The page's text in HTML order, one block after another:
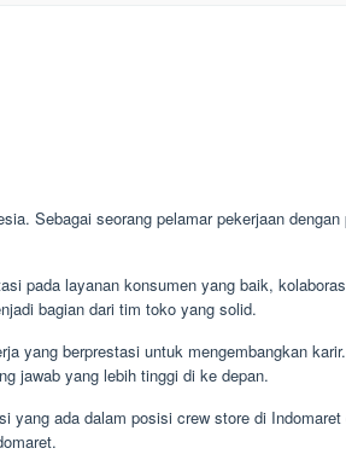
Sebagai seorang pelamar pekerjaan
pada layanan konsumen yang baik,
bagian dari tim toko yang solid.
yang berprestasi untuk mengembangkan
jawab yang lebih tinggi di ke depan.
yang ada dalam posisi crew store di